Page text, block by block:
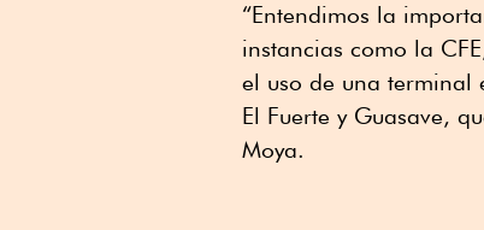
“Entendimos la
instancias como la
el uso de una terminal
El Fuerte y Guasave,
Moya.